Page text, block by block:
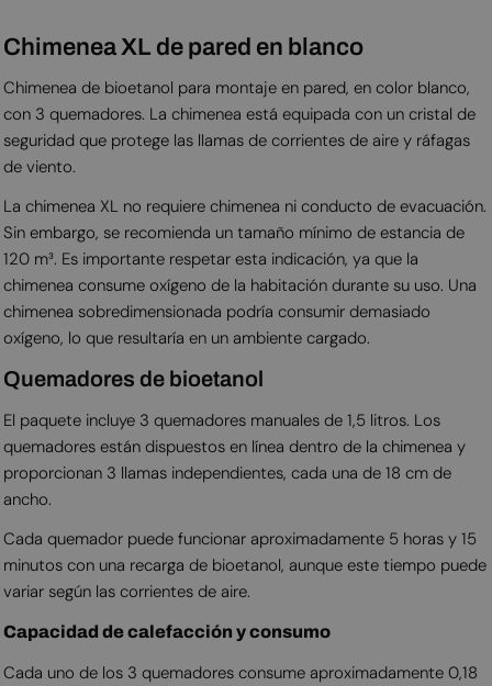
Chimenea XL de pared en blanco
Chimenea de bioetanol para montaje en pared, en color blanco,
con 3 quemadores. La chimenea está equipada con un cristal de
seguridad que protege las llamas de corrientes de aire y ráfagas
de viento.
La chimenea XL no requiere chimenea ni conducto de evacuación.
Sin embargo, se recomienda un tamaño mínimo de estancia de
120 m³. Es importante respetar esta indicación, ya que la
chimenea consume oxígeno de la habitación durante su uso. Una
chimenea sobredimensionada podría consumir demasiado
oxígeno, lo que resultaría en un ambiente cargado.
Quemadores de bioetanol
El paquete incluye 3 quemadores manuales de 1,5 litros. Los
quemadores están dispuestos en línea dentro de la chimenea y
proporcionan 3 llamas independientes, cada una de 18 cm de
ancho.
Cada quemador puede funcionar aproximadamente 5 horas y 15
minutos con una recarga de bioetanol, aunque este tiempo puede
variar según las corrientes de aire.
Capacidad de calefacción y consumo
Cada uno de los 3 quemadores consume aproximadamente 0,18